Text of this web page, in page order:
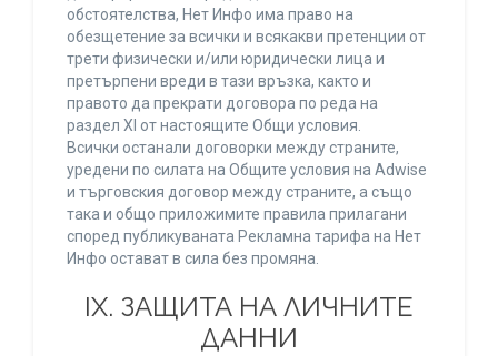
обстоятелства, Нет Инфо има право на
обезщетение за всички и всякакви претенции от
трети физически и/или юридически лица и
претърпени вреди в тази връзка, както и
правото да прекрати договора по реда на
раздел XI от настоящите Общи условия.
Всички останали договорки между страните,
уредени по силата на Общите условия на Adwise
и търговския договор между страните, а също
така и общо приложимите правила прилагани
според публикуваната Рекламна тарифа на Нет
Инфо остават в сила без промяна.
IХ. ЗАЩИТА НА ЛИЧНИТЕ
ДАННИ